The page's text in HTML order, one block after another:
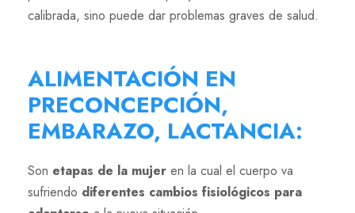
calibrada, sino puede dar problemas graves de salud.
ALIMENTACIÓN EN
PRECONCEPCIÓN,
EMBARAZO, LACTANCIA:
Son etapas de la mujer en la cual el cuerpo va
sufriendo diferentes cambios fisiológicos para